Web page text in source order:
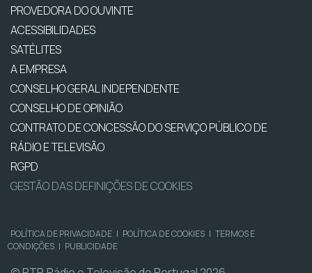
PROVEDORA DO OUVINTE
ACESSIBILIDADES
SATÉLITES
A EMPRESA
CONSELHO GERAL INDEPENDENTE
CONSELHO DE OPINIÃO
CONTRATO DE CONCESSÃO DO SERVIÇO PÚBLICO DE
RÁDIO E TELEVISÃO
RGPD
GESTÃO DAS DEFINIÇÕES DE COOKIES
POLÍTICA DE PRIVACIDADE | POLÍTICA DE COOKIES | TERMOS E
CONDIÇÕES | PUBLICIDADE